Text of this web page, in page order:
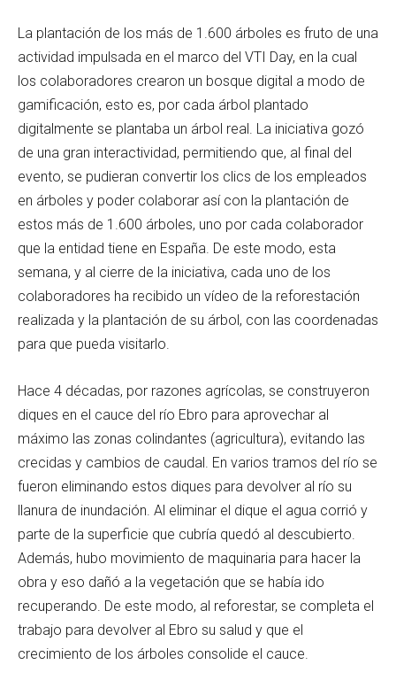
La plantación de los más de 1.600 árboles es fruto de una
actividad impulsada en el marco del VTI Day, en la cual
los colaboradores crearon un bosque digital a modo de
gamificación, esto es, por cada árbol plantado
digitalmente se plantaba un árbol real. La iniciativa gozó
de una gran interactividad, permitiendo que, al final del
evento, se pudieran convertir los clics de los empleados
en árboles y poder colaborar así con la plantación de
estos más de 1.600 árboles, uno por cada colaborador
que la entidad tiene en España. De este modo, esta
semana, y al cierre de la iniciativa, cada uno de los
colaboradores ha recibido un vídeo de la reforestación
realizada y la plantación de su árbol, con las coordenadas
para que pueda visitarlo.
Hace 4 décadas, por razones agrícolas, se construyeron
diques en el cauce del río Ebro para aprovechar al
máximo las zonas colindantes (agricultura), evitando las
crecidas y cambios de caudal. En varios tramos del río se
fueron eliminando estos diques para devolver al río su
llanura de inundación. Al eliminar el dique el agua corrió y
parte de la superficie que cubría quedó al descubierto.
Además, hubo movimiento de maquinaria para hacer la
obra y eso dañó a la vegetación que se había ido
recuperando. De este modo, al reforestar, se completa el
trabajo para devolver al Ebro su salud y que el
crecimiento de los árboles consolide el cauce.